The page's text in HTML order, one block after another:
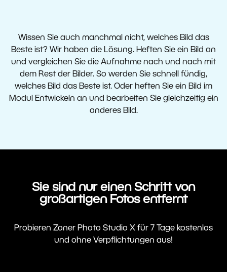
Wissen Sie auch manchmal nicht, welches Bild das
Beste ist? Wir haben die Lösung. Heften Sie ein Bild an
und vergleichen Sie die Aufnahme nach und nach mit
dem Rest der Bilder. So werden Sie schnell fündig,
welches Bild das Beste ist. Oder heften Sie ein Bild im
Modul Entwickeln an und bearbeiten Sie gleichzeitig ein
anderes Bild.
Sie sind nur einen Schritt von
großartigen Fotos entfernt
Probieren Zoner Photo Studio X für 7 Tage kostenlos
und ohne Verpflichtungen aus!